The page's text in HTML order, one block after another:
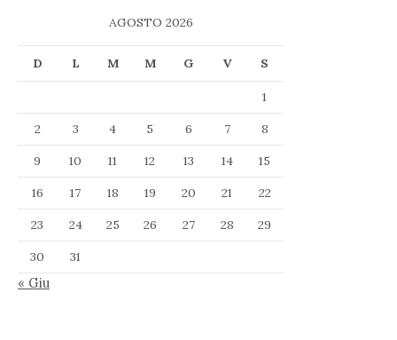
AGOSTO 2026
D L M M G V S
1
2
3 4 5 6 7
8
9
10 11 12 13 14
15
16
17 18 19 20 21
22
23
24 25 26 27 28
29
30
31
« Giu